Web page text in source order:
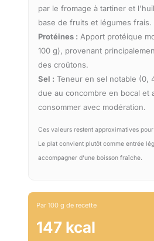
par le fromage à tartiner et
base de fruits et légumes frais.
Protéines : Apport protéique
100 g), provenant
des croûtons.
Sel : Teneur en sel notable (0,
due au concombre en bocal et
consommer avec modération.
Ces valeurs restent approximatives
Le plat convient plutôt comme entrée
accompagner d'une boisson fraîche.
Par 100 g de recette
147 kcal